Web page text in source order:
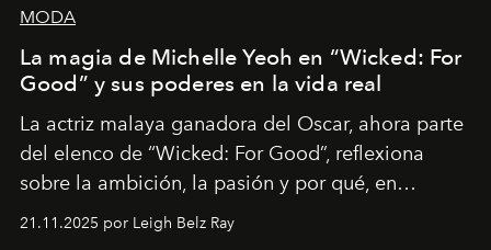
MODA
La magia de Michelle Yeoh en “Wicked: For
Good” y sus poderes en la vida real
La actriz malaya ganadora del Oscar, ahora parte
del elenco de “Wicked: For Good”, reflexiona
sobre la ambición, la pasión y por qué, en
ocasiones, la introspección puede esperar. “Es
21.11.2025 por Leigh Belz Ray